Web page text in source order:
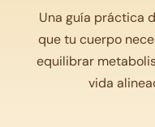
Una guía práctica
que tu cuerpo
equilibrar
vida